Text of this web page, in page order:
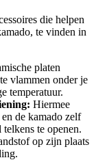
die helpen
te vinden in
platen
vlammen onder je
temperatuur.
Hiermee
de kamado zelf
te openen.
op zijn plaats